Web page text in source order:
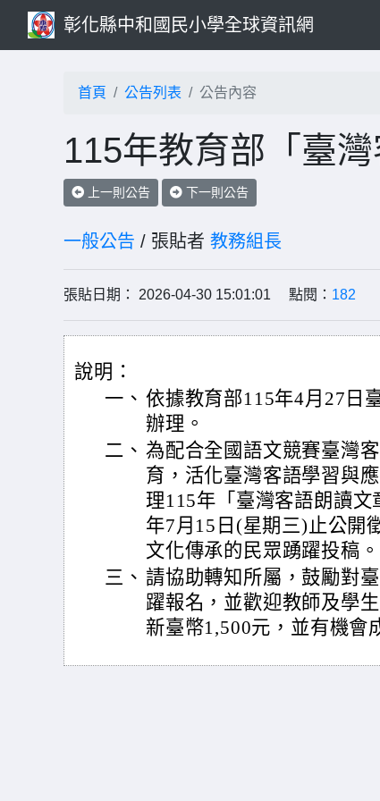
彰化縣中和國民小學全球資訊網
首頁 公告列表 公告內容
115年教育部「臺
上一則公告 下一則公告
一般公告 / 張貼者 教務組長
張貼日期： 2026-04-30 15:01:01 點閱： 182
說明：
一、 依據教育部115年4月27日
辦理。
二、 為配合全國語文競賽臺灣
育，活化臺灣客語學習與
理115年「臺灣客語朗讀
年7月15日(星期三)止公開
文化傳承的民眾踴躍投稿。
三、 請協助轉知所屬，鼓勵對
躍報名，並歡迎教師及學
新臺幣1,500元，並有機會